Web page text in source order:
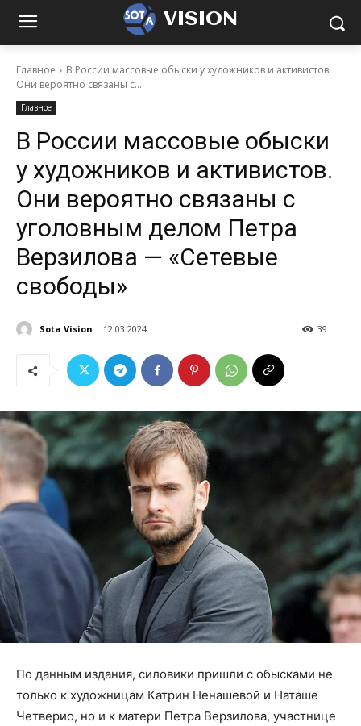
VISION
Главное
В России массовые обыски у художников и активистов.
Они вероятно связаны с...
Главное
В России массовые обыски
у художников и активистов.
Они вероятно связаны с
уголовным делом Петра
Верзилова — «Сетевые
свободы»
Sota Vision 12.03.2024 39
По данным издания, силовики пришли с обысками не
только к художницам Катрин Ненашевой и Наташе
Четверио, но и к матери Петра Верзилова, участнице